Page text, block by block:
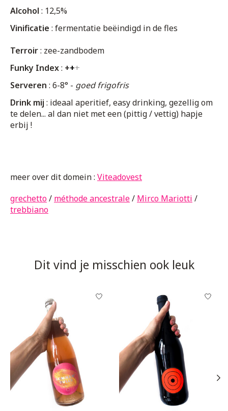
Alcohol : 12,5%
Vinificatie : fermentatie beëindigd in de fles
Terroir: zee-zandbodem
Funky Index: +++
Serveren : 6-8° - goed frigofris
Drink mij : ideaal aperitief, easy drinking, gezellig om
te delen... al dan niet met een (pittig / vettig) hapje
erbij !
meer over dit domein : Viteadovest
grechetto/ méthode ancestrale/ Mirco Mariotti /
trebbiano
Dit vind je misschien ook leuk
Items van productcarrousel